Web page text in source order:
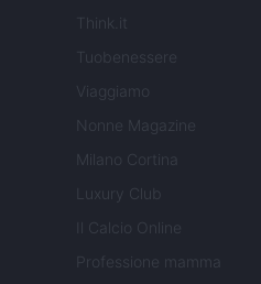
Think.it
Tuobenessere
Viaggiamo
Nonne Magazine
Milano Cortina
Luxury Club
Il Calcio Online
Professione mamma